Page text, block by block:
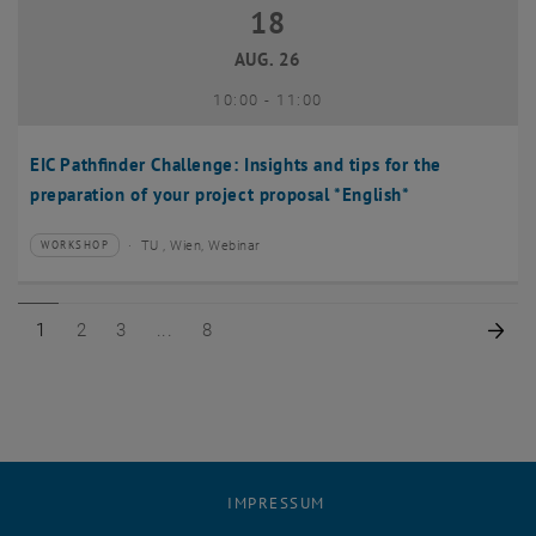
EIC Pathfinder Challenge: Insights and tips for the
preparation of your project proposal *English*
18 August 2026
18
AUG. 26
10:00- bis
11:00
Veranstaltungstyp:
WORKSHOP
Veranstaltungsort:TU , Wien, Webinar
Seite 1 von 8
1 Seite 2 von 8
2 Seite 3 von 8
3 Seite 8 von 8
8
IMPRESSUM